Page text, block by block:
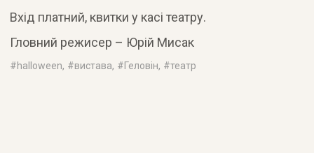
Вхід платний, квитки у касі театру.
Гловний режисер – Юрій Мисак
#halloween, #вистава, #Геловін, #театр